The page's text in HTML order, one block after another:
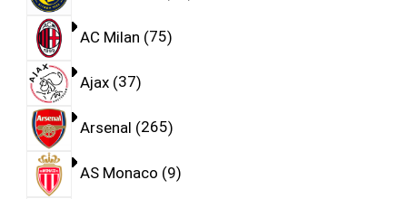
AC Milan 75
Ajax 37
Arsenal 265
AS Monaco 9